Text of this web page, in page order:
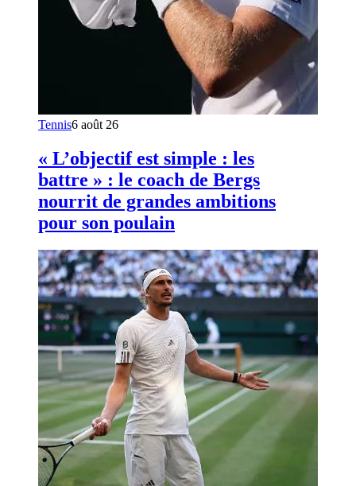
Tennis6 août 26
« L’objectif est simple : les
battre » : le coach de Bergs
nourrit de grandes ambitions
pour son poulain